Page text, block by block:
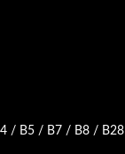
/ B5 / B7 / B8 / B28